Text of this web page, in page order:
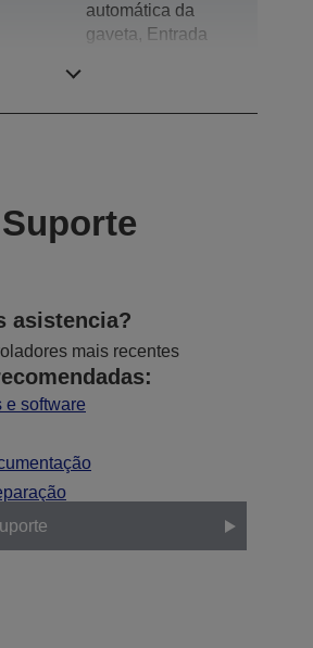
automática da
gaveta, Entrada
Suporte
asistencia?
mais recentes
e software